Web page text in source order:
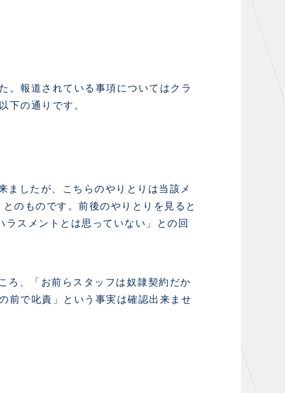
拠点一覧
フィロソフィー
TheSpark
。報道されている事項についてはクラ
下の通りです。
ましたが、こちらのやりとりは当該メ
のものです。前後のやりとりを見ると
スメントとは思っていない」との回
ろ、「お前らスタッフは奴隷契約だか
前で叱責」という事実は確認出来ませ